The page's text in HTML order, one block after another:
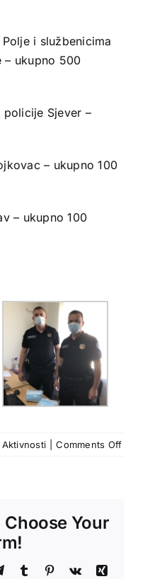
i službenicima
– ukupno 500
policije Sjever –
– ukupno 100
– ukupno 100
Aktivnosti Comments Offon
Choose Your
TelegramTumblr Pinterest
Vk
Xing